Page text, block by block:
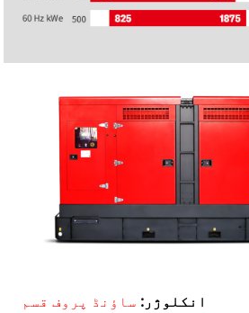
انکلوژر: ساؤنڈ پروف قسم